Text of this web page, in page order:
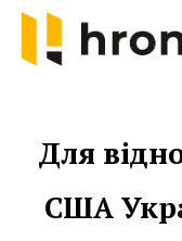
Skip
content
Для
США